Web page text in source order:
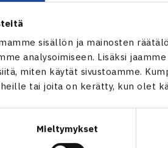
sisällön ja mainosten
analysoimiseen. Lisäksi
miten käytät sivustoamme.
tai joita on kerätty, kun olet
Mieltymykset
Lindström
Tittonen
Telinkangas
Kallio